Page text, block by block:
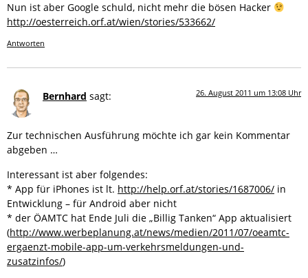
Nun ist aber Google schuld, nicht mehr die bösen Hacker
http://oesterreich.orf.at/wien/stories/533662/
Antworten
Bernhard sagt: 26. August 2011 um 13:08 Uhr
Zur technischen Ausführung möchte ich gar kein Kommentar
abgeben …
Interessant ist aber folgendes:
* App für iPhones ist lt. http://help.orf.at/stories/1687006/ in
Entwicklung – für Android aber nicht
* der ÖAMTC hat Ende Juli die „Billig Tanken“ App aktualisiert
(http://www.werbeplanung.at/news/medien/2011/07/oeamtc-
ergaenzt-mobile-app-um-verkehrsmeldungen-und-
zusatzinfos/)